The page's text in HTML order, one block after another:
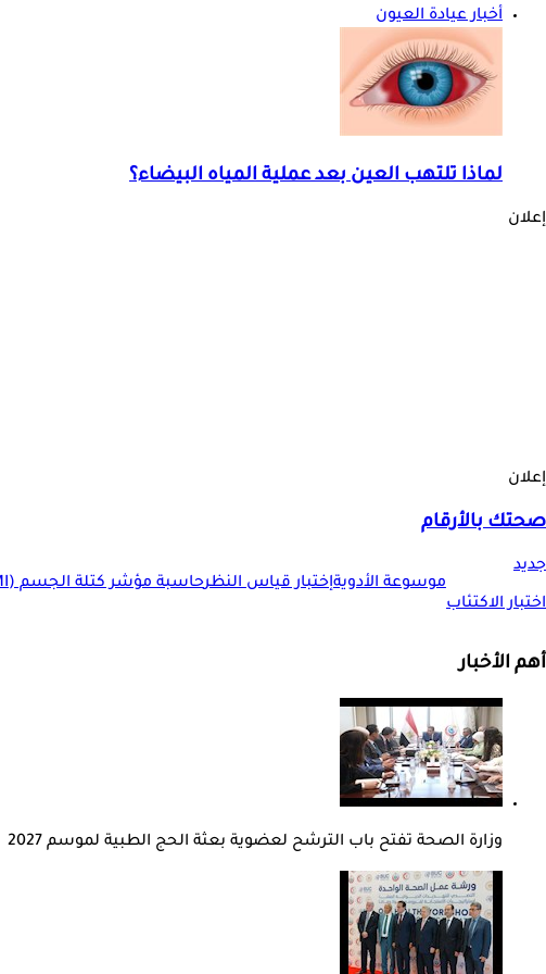
أخبار عيادة العيون
لماذا تلتهب العين بعد عملية المياه البيضاء؟
إعلان
إعلان
صحتك بالأرقام
جديد
اختبار الاكتئاب
موسوعة الأدويةإختبار قياس النظرحاسبة مؤشر كتلة الجسم (BMI)
أهم الأخبار
وزارة الصحة تفتح باب الترشح لعضوية بعثة الحج الطبية لموسم 2027